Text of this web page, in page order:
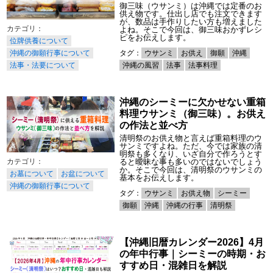
位牌供養について
沖縄の御願行事について
法事・法要について
御三味（ウサンミ）は沖縄では定番のお
供え物です。仕出し店でも注文できます
が、数品は手作りしたい方も増えました
よね。そこで今回は、御三味おかずレシ
ピをお伝えします。
タグ： ウサンミ お供え 御願
沖縄
沖縄の風習
法事 法事料理
お墓について
お盆について
沖縄の御願行事について
沖縄のシーミーに欠かせない重箱
料理ウサンミ（御三味）。お供え
の作法と並べ方
清明祭のお供え物と言えば重箱料理のウ
サンミですよね。ただ、今では家族の清
明祭も多くなり、いざ自分で作ろうとす
ると曖昧な事も多いのではないでしょう
か。そこで今回は、清明祭のウサンミの
基本をお伝えします。
タグ： ウサンミ お供え物
シーミー
御願
沖縄 沖縄の行事 清明祭
【沖縄旧暦カレンダー2026】4月
の年中行事｜シーミーの時期・お
すすめ日・混雑日を解説